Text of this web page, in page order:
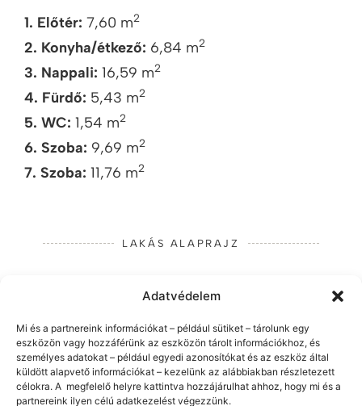
Adatvédelem
Mi és a partnereink információkat – például sütiket – tárolunk egy
eszközön vagy hozzáférünk az eszközön tárolt információkhoz, és
személyes adatokat – például egyedi azonosítókat és az eszköz által
küldött alapvető információkat – kezelünk az alábbiakban részletezett
célokra. A megfelelő helyre kattintva hozzájárulhat ahhoz, hogy mi és a
partnereink ilyen célú adatkezelést végezzünk.
1. Előtér: 7,60 m2
2. Konyha/étkező: 6,84 m2
3. Nappali: 16,59 m2
4. Fürdő: 5,43 m2
5. WC: 1,54 m2
6. Szoba: 9,69 m2
7. Szoba: 11,76 m2
LAKÁS ALAPRAJZ